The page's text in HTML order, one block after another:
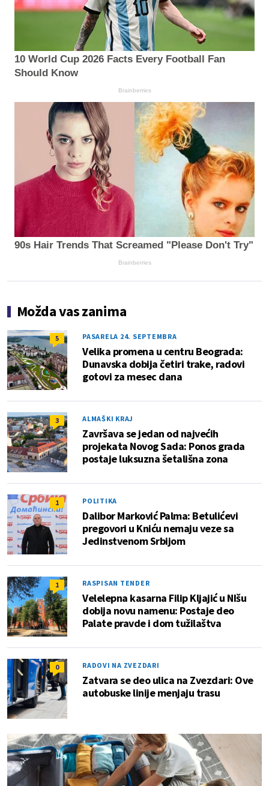
10 World Cup 2026 Facts Every Football Fan
Should Know
Brainberries
90s Hair Trends That Screamed "Please Don't Try"
Brainberries
Možda vas zanima
5 PASARELA 24. SEPTEMBRA
Velika promena u centru Beograda:
Dunavska dobija četiri trake, radovi
gotovi za mesec dana
3 ALMAŠKI KRAJ
Završava se jedan od najvećih
projekata Novog Sada: Ponos grada
postaje luksuzna šetališna zona
1 POLITIKA
Dalibor Marković Palma: Betulićevi
pregovori u Kniću nemaju veze sa
Jedinstvenom Srbijom
1 RASPISAN TENDER
Velelepna kasarna Filip Kljajić u NIšu
dobija novu namenu: Postaje deo
Palate pravde i dom tužilaštva
0 RADOVI NA ZVEZDARI
Zatvara se deo ulica na Zvezdari: Ove
autobuske linije menjaju trasu